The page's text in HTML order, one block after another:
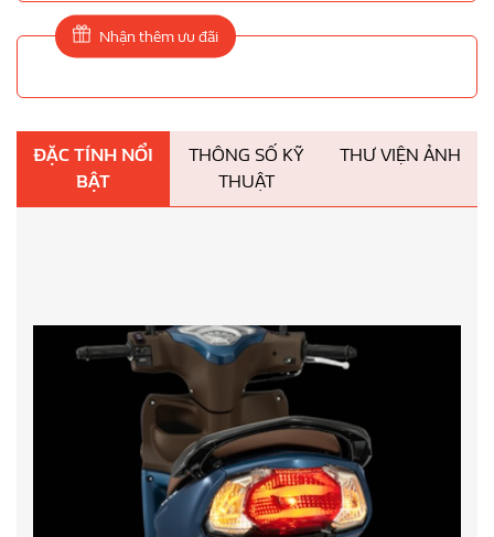
Nhận thêm ưu đãi
ĐẶC TÍNH NỔI
BẬT
THÔNG SỐ KỸ
THUẬT
THƯ VIỆN ẢNH